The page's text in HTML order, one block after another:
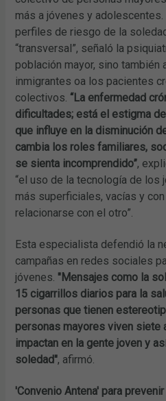
más a jóvenes y adolescentes.
perfiles de riesgo de la
“transversal”, señaló la
población mayor, sino también
inmigrantes oa los pacientes
colectivos. “La enfermedad
dificultades; está el estigma
que influye en la disminución
cambia los roles familiares,
se sienta incomprendido”,
“el uso de la tecnología de los
más superficiales, vacías y
relacionarse con el otro”.
Esta especialista defendió la
campañas en redes sociales
jóvenes. "Mensajes como la
15 cigarrillos diarios para la
personas que tienen
personas mayores viven siete
impactan en la gente joven y
soledad", afirmó.
'Convenio Antena' para